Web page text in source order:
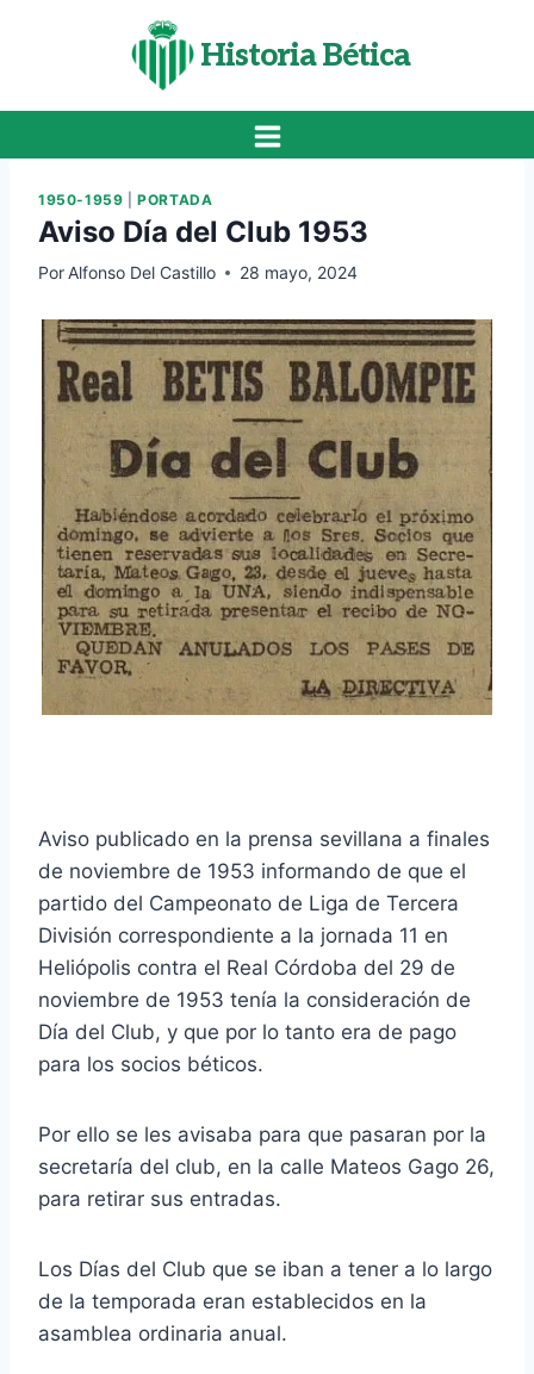
Historia Bética
1950-1959 |PORTADA
Aviso Día del Club 1953
Por Alfonso Del Castillo 28 mayo, 2024
Aviso publicado en la prensa sevillana a finales
de noviembre de 1953 informando de que el
partido del Campeonato de Liga de Tercera
División correspondiente a la jornada 11 en
Heliópolis contra el Real Córdoba del 29 de
noviembre de 1953 tenía la consideración de
Día del Club, y que por lo tanto era de pago
para los socios béticos.
Por ello se les avisaba para que pasaran por la
secretaría del club, en la calle Mateos Gago 26,
para retirar sus entradas.
Los Días del Club que se iban a tener a lo largo
de la temporada eran establecidos en la
asamblea ordinaria anual.